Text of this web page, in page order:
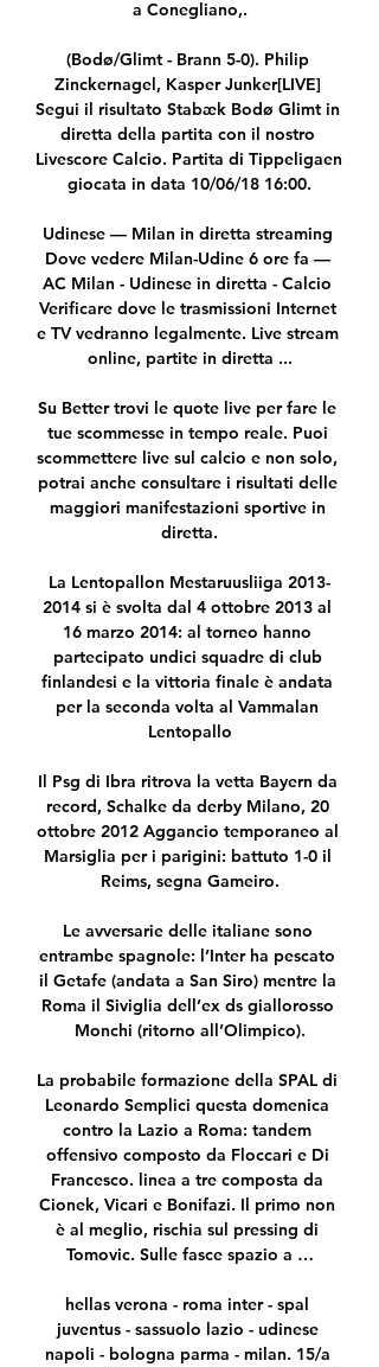
a Conegliano,.
(Bodø/Glimt - Brann 5-0). Philip
Zinckernagel, Kasper Junker[LIVE]
Segui il risultato Stabæk Bodø Glimt in
diretta della partita con il nostro
Livescore Calcio. Partita di Tippeligaen
giocata in data 10/06/18 16:00.
Udinese — Milan in diretta streaming
Dove vedere Milan-Udine 6 ore fa —
AC Milan - Udinese in diretta - Calcio
Verificare dove le trasmissioni Internet
e TV vedranno legalmente. Live stream
online, partite in diretta ...
Su Better trovi le quote live per fare le
tue scommesse in tempo reale. Puoi
scommettere live sul calcio e non solo,
potrai anche consultare i risultati delle
maggiori manifestazioni sportive in
diretta.
La Lentopallon Mestaruusliiga 2013-
2014 si è svolta dal 4 ottobre 2013 al
16 marzo 2014: al torneo hanno
partecipato undici squadre di club
finlandesi e la vittoria finale è andata
per la seconda volta al Vammalan
Lentopallo
Il Psg di Ibra ritrova la vetta Bayern da
record, Schalke da derby Milano, 20
ottobre 2012 Aggancio temporaneo al
Marsiglia per i parigini: battuto 1-0 il
Reims, segna Gameiro.
Le avversarie delle italiane sono
entrambe spagnole: l’Inter ha pescato
il Getafe (andata a San Siro) mentre la
Roma il Siviglia dell’ex ds giallorosso
Monchi (ritorno all’Olimpico).
La probabile formazione della SPAL di
Leonardo Semplici questa domenica
contro la Lazio a Roma: tandem
offensivo composto da Floccari e Di
Francesco. linea a tre composta da
Cionek, Vicari e Bonifazi. Il primo non
è al meglio, rischia sul pressing di
Tomovic. Sulle fasce spazio a …
hellas verona - roma inter - spal
juventus - sassuolo lazio - udinese
napoli - bologna parma - milan. 15/a